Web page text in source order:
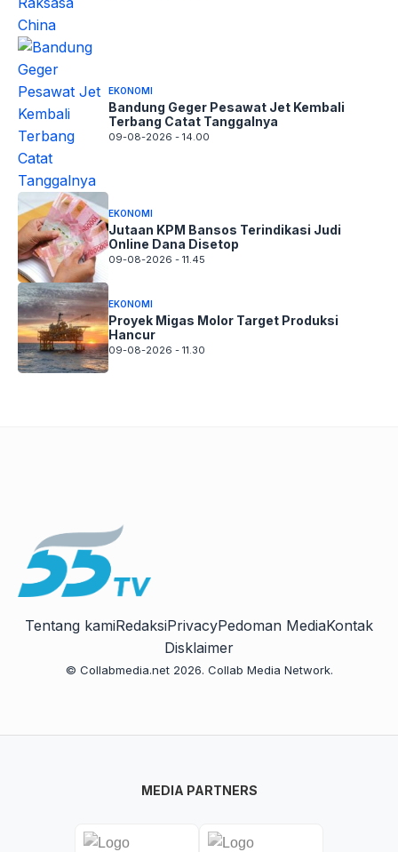
EKONOMI
Bandung Geger Pesawat Jet Kembali
Terbang Catat Tanggalnya
09-08-2026 - 14.00
EKONOMI
Jutaan KPM Bansos Terindikasi Judi
Online Dana Disetop
09-08-2026 - 11.45
EKONOMI
Proyek Migas Molor Target Produksi
Hancur
09-08-2026 - 11.30
Tentang kamiRedaksiPrivacyPedoman MediaKontak
Disklaimer
© Collabmedia.net 2026. Collab Media Network.
MEDIA PARTNERS